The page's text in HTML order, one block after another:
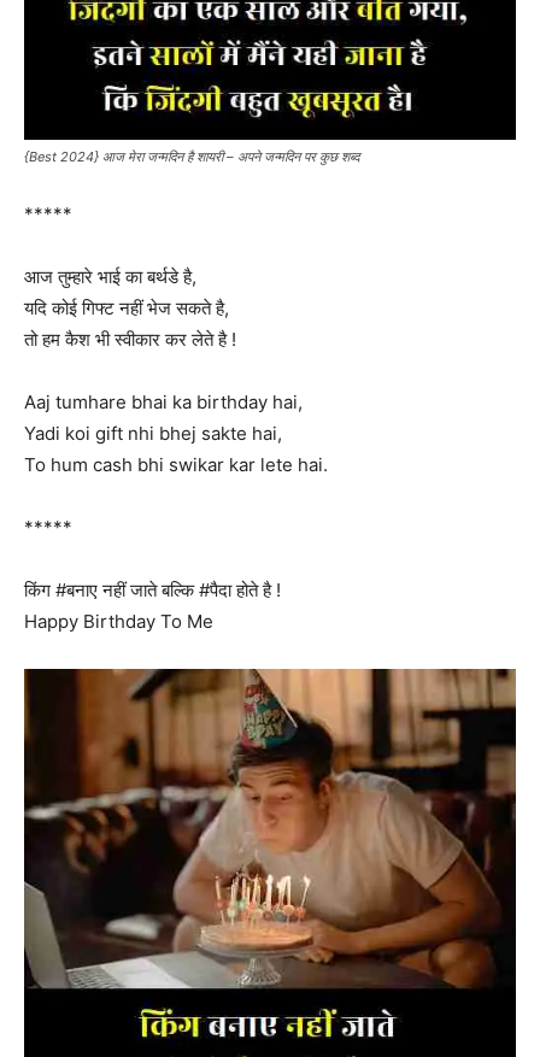
{Best 2024} आज मेरा जन्मदिन है शायरी – अपने जन्मदिन पर कुछ शब्द
*****
आज तुम्हारे भाई का बर्थडे है,
यदि कोई गिफ्ट नहीं भेज सकते है,
तो हम कैश भी स्वीकार कर लेते है !
Aaj tumhare bhai ka birthday hai,
Yadi koi gift nhi bhej sakte hai,
To hum cash bhi swikar kar lete hai.
*****
किंग #बनाए नहीं जाते बल्कि #पैदा होते है !
Happy Birthday To Me